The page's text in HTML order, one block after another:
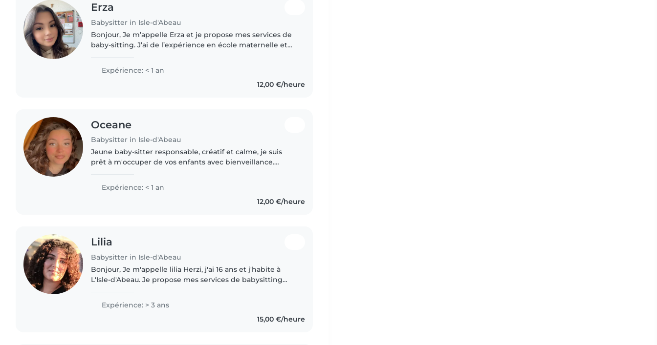
Erza
Babysitter in Isle-d'Abeau
Bonjour, Je m’appelle Erza et je propose mes services de
baby-sitting. J’ai de l’expérience en école maternelle et
Expérience: < 1 an
12,00 €/heure
Oceane
Babysitter in Isle-d'Abeau
Jeune baby-sitter responsable, créatif et calme, je suis
prêt à m'occuper de vos enfants avec bienveillance.
animaux, la cuisine..
Expérience: < 1 an
12,00 €/heure
Lilia
Babysitter in Isle-d'Abeau
Bonjour, Je m'appelle lilia Herzi, j'ai 16 ans et j'habite à
L'Isle-d'Abeau. Je propose mes services de babysitting
Expérience: > 3 ans
15,00 €/heure